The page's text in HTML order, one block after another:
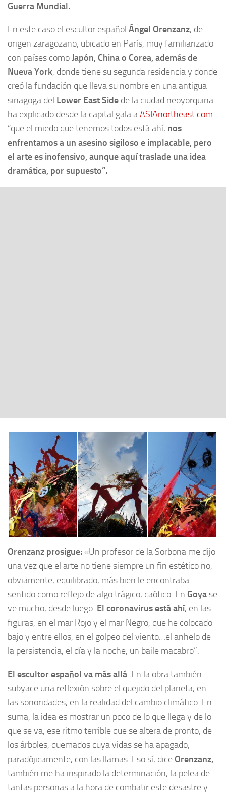
Guerra Mundial.
En este caso el escultor español Ángel Orenzanz, de
origen zaragozano, ubicado en París, muy familiarizado
con países como Japón, China o Corea, además de
Nueva York, donde tiene su segunda residencia y donde
creó la fundación que lleva su nombre en una antigua
sinagoga del Lower East Side de la ciudad neoyorquina
ha explicado desde la capital gala aASIAnortheast.com
“que el miedo que tenemos todos está ahí, nos
enfrentamos a un asesino sigiloso e implacable, pero
el arte es inofensivo, aunque aquí traslade una idea
dramática, por supuesto”.
Orenzanz prosigue:«Un profesor de la Sorbona me dijo
una vez que el arte no tiene siempre un fin estético no,
obviamente, equilibrado, más bien le encontraba
sentido como reflejo de algo trágico, caótico. En Goya se
ve mucho, desde luego. El coronavirus está ahí, en las
figuras, en el mar Rojo y el mar Negro, que he colocado
bajo y entre ellos, en el golpeo del viento…el anhelo de
la persistencia, el día y la noche, un baile macabro”.
El escultor español va más allá. En la obra también
subyace una reflexión sobre el quejido del planeta, en
las sonoridades, en la realidad del cambio climático. En
suma, la idea es mostrar un poco de lo que llega y de lo
que se va, ese ritmo terrible que se altera de pronto, de
los árboles, quemados cuya vidas se ha apagado,
paradójicamente, con las llamas. Eso sí, dice Orenzanz,
también me ha inspirado la determinación, la pelea de
tantas personas a la hora de combatir este desastre y